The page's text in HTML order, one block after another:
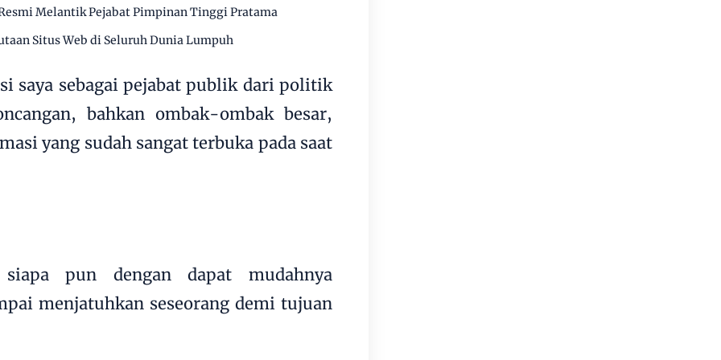
Melantik Pejabat Pimpinan Tinggi Pratama
Situs Web di Seluruh Dunia Lumpuh
saya sebagai pejabat publik dari politik
bahkan ombak-ombak besar,
yang sudah sangat terbuka pada saat
pun dengan dapat mudahnya
menjatuhkan seseorang demi tujuan